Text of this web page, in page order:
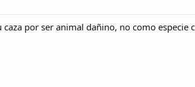
por ser animal dañino, no como especie